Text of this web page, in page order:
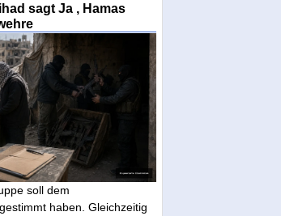
sagt Ja , Hamas
soll dem
haben. Gleichzeitig